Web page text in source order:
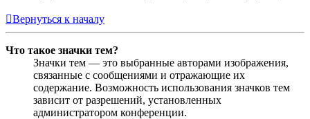
Вернуться к началу
Что такое значки тем?
Значки тем — это выбранные авторами изображения,
связанные с сообщениями и отражающие их
содержание. Возможность использования значков тем
зависит от разрешений, установленных
администратором конференции.